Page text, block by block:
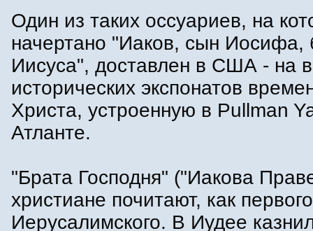
Один из таких оссуариев, на
начертано "Иаков, сын Иосифа,
Иисуса", доставлен в США - на
исторических экспонатов
Христа, устроенную в Pullman
Атланте.
"Брата Господня" ("Иакова
христиане почитают, как
Иерусалимского. В Иудее